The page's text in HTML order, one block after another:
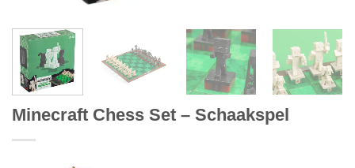
Minecraft Chess Set – Schaakspel